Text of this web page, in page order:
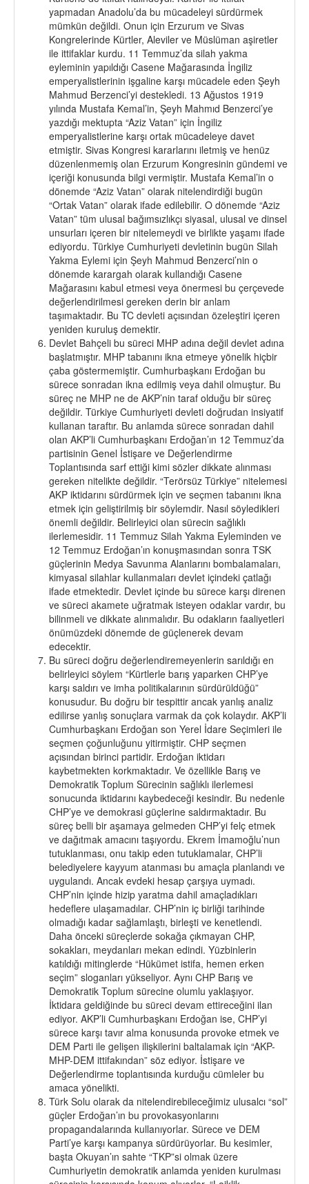
yapmadan Anadolu’da bu mücadeleyi sürdürmek
mümkün değildi. Onun için Erzurum ve Sivas
Kongrelerinde Kürtler, Aleviler ve Müslüman aşiretler
ile ittifaklar kurdu. 11 Temmuz’da silah yakma
eyleminin yapıldığı Casene Mağarasında İngiliz
emperyalistlerinin işgaline karşı mücadele eden Şeyh
Mahmud Berzenci’yi destekledi. 13 Ağustos 1919
yılında Mustafa Kemal’in, Şeyh Mahmıd Benzerci’ye
yazdığı mektupta “Aziz Vatan” için İngiliz
emperyalistlerine karşı ortak mücadeleye davet
etmiştir. Sivas Kongresi kararlarını iletmiş ve henüz
düzenlenmemiş olan Erzurum Kongresinin gündemi ve
içeriği konusunda bilgi vermiştir. Mustafa Kemal’in o
dönemde “Aziz Vatan” olarak nitelendirdiği bugün
“Ortak Vatan” olarak ifade edilebilir. O dönemde “Aziz
Vatan” tüm ulusal bağımsızlıkçı siyasal, ulusal ve dinsel
unsurları içeren bir nitelemeydi ve birlikte yaşamı ifade
ediyordu. Türkiye Cumhuriyeti devletinin bugün Silah
Yakma Eylemi için Şeyh Mahmud Benzerci’nin o
dönemde karargah olarak kullandığı Casene
Mağarasını kabul etmesi veya önermesi bu çerçevede
değerlendirilmesi gereken derin bir anlam
taşımaktadır. Bu TC devleti açısından özeleştiri içeren
yeniden kuruluş demektir.
Devlet Bahçeli bu süreci MHP adına değil devlet adına
başlatmıştır. MHP tabanını ikna etmeye yönelik hiçbir
çaba göstermemiştir. Cumhurbaşkanı Erdoğan bu
sürece sonradan ikna edilmiş veya dahil olmuştur. Bu
süreç ne MHP ne de AKP’nin taraf olduğu bir süreç
değildir. Türkiye Cumhuriyeti devleti doğrudan insiyatif
kullanan taraftır. Bu anlamda sürece sonradan dahil
olan AKP’li Cumhurbaşkanı Erdoğan’ın 12 Temmuz’da
partisinin Genel İstişare ve Değerlendirme
Toplantısında sarf ettiği kimi sözler dikkate alınması
gereken nitelikte değildir. “Terörsüz Türkiye” nitelemesi
AKP iktidarını sürdürmek için ve seçmen tabanını ikna
etmek için geliştirilmiş bir söylemdir. Nasıl söyledikleri
önemli değildir. Belirleyici olan sürecin sağlıklı
ilerlemesidir. 11 Temmuz Silah Yakma Eyleminden ve
12 Temmuz Erdoğan’ın konuşmasından sonra TSK
güçlerinin Medya Savunma Alanlarını bombalamaları,
kimyasal silahlar kullanmaları devlet içindeki çatlağı
ifade etmektedir. Devlet içinde bu sürece karşı direnen
ve süreci akamete uğratmak isteyen odaklar vardır, bu
bilinmeli ve dikkate alınmalıdır. Bu odakların faaliyetleri
önümüzdeki dönemde de güçlenerek devam
edecektir.
Bu süreci doğru değerlendiremeyenlerin sarıldığı en
belirleyici söylem “Kürtlerle barış yaparken CHP’ye
karşı saldırı ve imha politikalarının sürdürüldüğü”
konusudur. Bu doğru bir tespittir ancak yanlış analiz
edilirse yanlış sonuçlara varmak da çok kolaydır. AKP’li
Cumhurbaşkanı Erdoğan son Yerel İdare Seçimleri ile
seçmen çoğunluğunu yitirmiştir. CHP seçmen
açısından birinci partidir. Erdoğan iktidarı
kaybetmekten korkmaktadır. Ve özellikle Barış ve
Demokratik Toplum Sürecinin sağlıklı ilerlemesi
sonucunda iktidarını kaybedeceği kesindir. Bu nedenle
CHP’ye ve demokrasi güçlerine saldırmaktadır. Bu
süreç belli bir aşamaya gelmeden CHP’yi felç etmek
ve dağıtmak amacını taşıyordu. Ekrem İmamoğlu’nun
tutuklanması, onu takip eden tutuklamalar, CHP’li
belediyelere kayyum atanması bu amaçla planlandı ve
uygulandı. Ancak evdeki hesap çarşıya uymadı.
CHP’nin içinde hizip yaratma dahil amaçladıkları
hedeflere ulaşamadılar. CHP’nin iç birliği tarihinde
olmadığı kadar sağlamlaştı, birleşti ve kenetlendi.
Daha önceki süreçlerde sokağa çıkmayan CHP,
sokakları, meydanları mekan edindi. Yüzbinlerin
katıldığı mitinglerde “Hükümet istifa, hemen erken
seçim” sloganları yükseliyor. Aynı CHP Barış ve
Demokratik Toplum sürecine olumlu yaklaşıyor.
İktidara geldiğinde bu süreci devam ettireceğini ilan
ediyor. AKP’li Cumhurbaşkanı Erdoğan ise, CHP’yi
sürece karşı tavır alma konusunda provoke etmek ve
DEM Parti ile gelişen ilişkilerini baltalamak için “AKP-
MHP-DEM ittifakından” söz ediyor. İstişare ve
Değerlendirme toplantısında kurduğu cümleler bu
amaca yönelikti.
Türk Solu olarak da nitelendirebileceğimiz ulusalcı “sol”
güçler Erdoğan’ın bu provokasyonlarını
propagandalarında kullanıyorlar. Sürece ve DEM
Parti’ye karşı kampanya sürdürüyorlar. Bu kesimler,
başta Okuyan’ın sahte “TKP”si olmak üzere
Cumhuriyetin demokratik anlamda yeniden kurulması